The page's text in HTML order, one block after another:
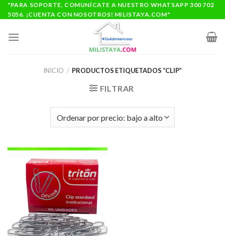
Saltar
al
"PARA SOPORTE, COMUNÍCATE A NUESTRO WHATSAPP 300 702
5056. ¡CUENTA CON NOSOTROS! MILISTAYA.COM"
INICIO / PRODUCTOS ETIQUETADOS “CLIP”
FILTRAR